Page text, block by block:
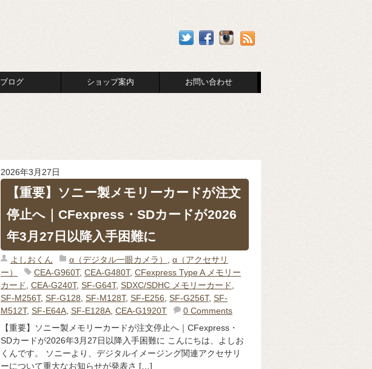
ブログ ショップ案内 お問い合わせ
2026年3月27日
【重要】ソニー製メモリーカードが注文
停止へ｜CFexpress・SDカードが2026
年3月27日以降入手困難に
よしおくん α（デジタル一眼カメラ）
α（アクセサリ
ー）
CEA-G960T, CEA-G480T, CFexpress Type A メモリー
カード
CEA-G240T, SF-G64T, SDXC/SDHC メモリーカード
SF-M256T, SF-G128 SF-M128T, SF-E256 SF-G256T, SF-
M512T, SF-E64A, SF-E128A, CEA-G1920T
0 Comments
【重要】ソニー製メモリーカードが注文停止へ｜CFexpress・
SDカードが2026年3月27日以降入手困難に こんにちは、よしお
くんです。 ソニーより、デジタルイメージング関連アクセサリ
ーについて重大なお知らせが発表さ […]